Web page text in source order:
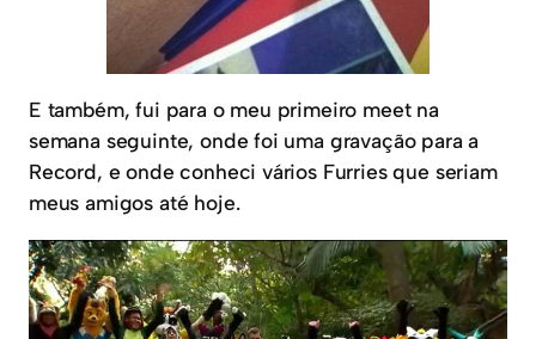
E também, fui para o meu primeiro meet na
semana seguinte, onde foi uma gravação para a
Record, e onde conheci vários Furries que seriam
meus amigos até hoje.